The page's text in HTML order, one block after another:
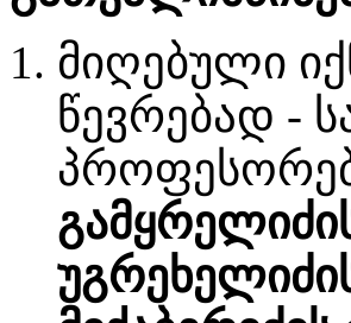
მიღებული
წევრებად -